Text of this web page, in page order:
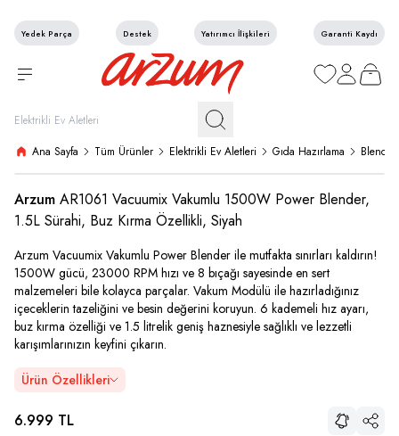
Yedek Parça Destek Yatırımcı İlişkileri Garanti Kaydı
Favorilerim
Hesabım
Sepetim
Ana Sayfa Tüm Ürünler Elektrikli Ev Aletleri Gıda Hazırlama Blender
Arzum AR1061 Vacuumix Vakumlu 1500W Power Blender,
1.5L Sürahi, Buz Kırma Özellikli, Siyah
Arzum Vacuumix Vakumlu Power Blender ile mutfakta sınırları kaldırın!
1500W gücü, 23000 RPM hızı ve 8 bıçağı sayesinde en sert
malzemeleri bile kolayca parçalar. Vakum Modülü ile hazırladığınız
içeceklerin tazeliğini ve besin değerini koruyun. 6 kademeli hız ayarı,
buz kırma özelliği ve 1.5 litrelik geniş haznesiyle sağlıklı ve lezzetli
karışımlarınızın keyfini çıkarın.
Ürün Özellikleri
6.999 TL Paylaş